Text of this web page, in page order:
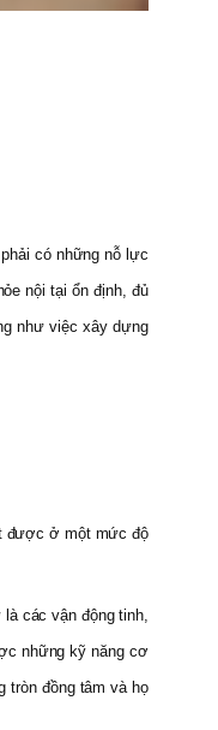
có những nỗ lực
nội tại ổn định, đủ
như việc xây dựng
được ở một mức độ
các vận động tinh,
những kỹ năng cơ
tròn đồng tâm và họ